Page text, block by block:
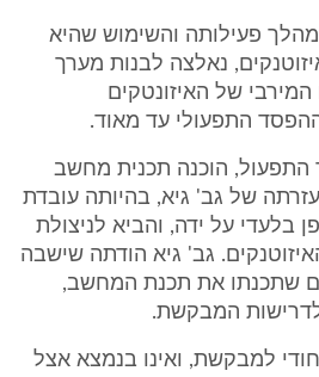
פעילותה והשימוש שהיא
נאלצה לבנות מערך
של האיזונטקים
התפעולי עד מאוד.
התפעול, הוכנה תכנית מחשב
של גב' גיא, בהיותה עובדת
בלעדי על ידה, והביא לניצולת
83%, של האיזוטנקים. גב' גיא הודתה שישבה
שתכנתו את תכנת המחשב,
המבקשת.
למבקשת, ואינו בנמצא אצל